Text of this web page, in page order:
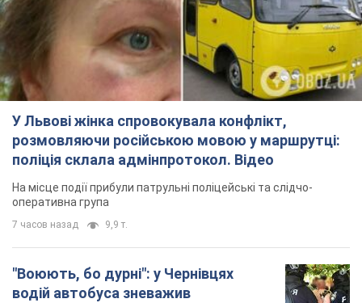
У Львові жінка спровокувала конфлікт,
розмовляючи російською мовою у маршрутці:
поліція склала адмінпротокол. Відео
На місце події прибули патрульні поліцейські та слідчо-
оперативна група
7 часов назад 9,9 т.
"Воюють, бо дурні": у Чернівцях
водій автобуса зневажив